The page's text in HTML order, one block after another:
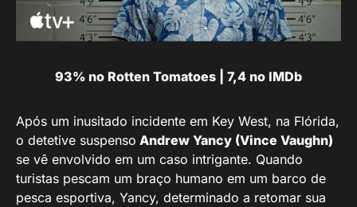
93% no Rotten Tomatoes | 7,4 no IMDb
Após um inusitado incidente em Key West, na Flórida,
o detetive suspenso Andrew Yancy (Vince Vaughn)
se vê envolvido em um caso intrigante. Quando
turistas pescam um braço humano em um barco de
pesca esportiva, Yancy, determinado a retomar sua